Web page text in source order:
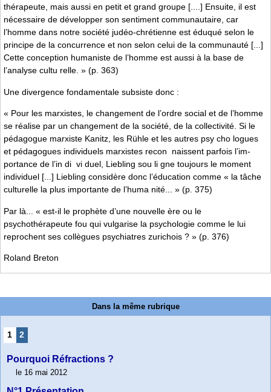
thérapeute, mais aussi en petit et grand groupe [....] Ensuite, il est
nécessaire de développer son sentiment communautaire, car
l’homme dans notre société judéo-chrétienne est éduqué selon le
principe de la concurrence et non selon celui de la communauté [...]
Cette conception humaniste de l’homme est aussi à la base de
l’analyse cultu­ relle. » (p. 363)
Une divergence fondamentale subsiste donc :
« Pour les marxistes, le changement de l’ordre social et de l’homme
se réalise par un changement de la société, de la collectivité. Si le
pédagogue marxiste Kanitz, les Rühle et les autres psy­ cho­ logues
et pédagogues individuels marxistes recon­ ­ naissent parfois l’im­
portance de l’in­ di­ ­ vi­ duel, Liebling sou­ li­ gne toujours le moment
individuel [...] Liebling considère donc l’éducation comme « la tâche
culturelle la plus importante de l’huma­ nité... » (p. 375)
Par là... « est-il le prophète d’une nouvelle ère ou le
psychothérapeute fou qui vulgarise la psychologie comme le lui
reprochent ses collègues psychiatres zurichois ? » (p. 376)
Roland Breton
Dans la même rubrique
1 2
Pourquoi Réfractions ?
le 16 mai 2012